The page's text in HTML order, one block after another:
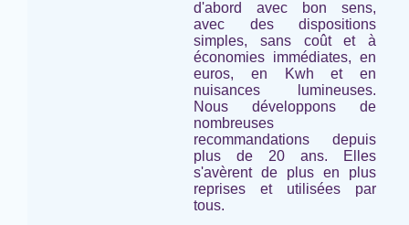
d'abord avec bon sens,
avec des dispositions
simples, sans coût et à
économies immédiates, en
euros, en Kwh et en
nuisances lumineuses.
Nous développons de
nombreuses
recommandations depuis
plus de 20 ans. Elles
s'avèrent de plus en plus
reprises et utilisées par
tous.